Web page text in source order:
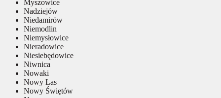
Myszowice
Nadziejów
Niedamirów
Niemodlin
Niemysłowice
Nieradowice
Niesiebędowice
Niwnica
Nowaki
Nowy Las
Nowy Świętów